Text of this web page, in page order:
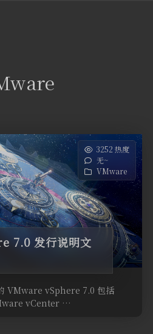
3252 热度
无~
VMware
7.0 发行说明文
VMware vSphere 7.0 包括
vCenter …